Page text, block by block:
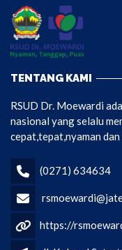
TENTANG KAMI
RSUD Dr. Moewardi
nasional yang selalu
cepat,tepat,nyaman
(0271) 634634
https://